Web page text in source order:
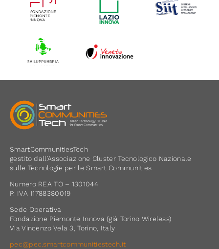
SmartCommunitiesTech
gestito dall’Associazione Cluster Tecnologico Nazionale
sulle Tecnologie per le Smart Communities
Numero REA TO – 1301044
P. IVA 11788380019
Sede Operativa
Fondazione Piemonte Innova (già Torino Wireless)
Via Vincenzo Vela 3, Torino, Italy
pec@pec.smartcommunitiestech.it